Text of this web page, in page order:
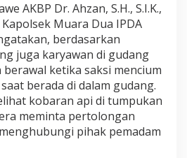
AKBP Dr. Ahzan, S.H., S.I.K.,
Kapolsek Muara Dua IPDA
berdasarkan
juga karyawan di gudang
ketika saksi mencium
berada di dalam gudang.
kobaran api di tumpukan
meminta pertolongan
pihak pemadam